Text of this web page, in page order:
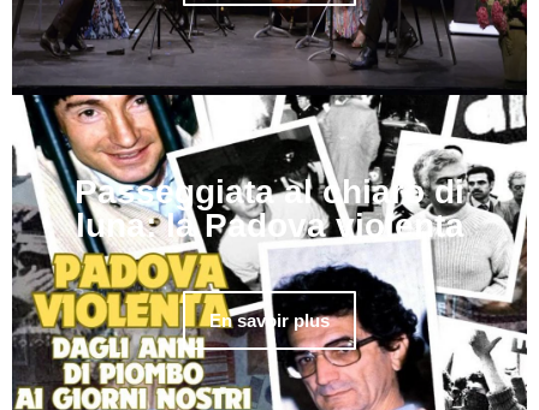
Passeggiata al chiaro di
luna: la Padova violenta
En savoir plus